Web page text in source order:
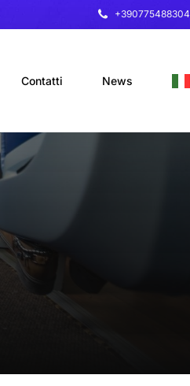
+390775488304
Contatti News